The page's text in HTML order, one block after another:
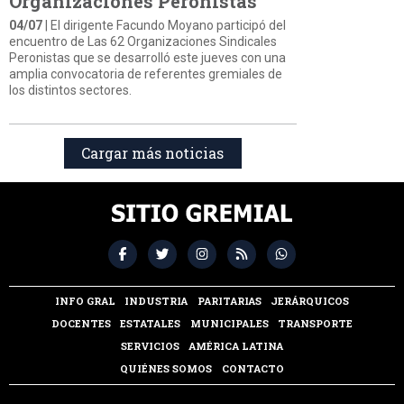
04/07 | El dirigente Facundo Moyano participó del
encuentro de Las 62 Organizaciones Sindicales
Peronistas que se desarrolló este jueves con una
amplia convocatoria de referentes gremiales de
los distintos sectores.
Cargar más noticias
INFO GRAL INDUSTRIA PARITARIAS
JERÁRQUICOS
DOCENTES
ESTATALES MUNICIPALES
TRANSPORTE
SERVICIOS
AMÉRICA LATINA
QUIÉNES SOMOS
CONTACTO